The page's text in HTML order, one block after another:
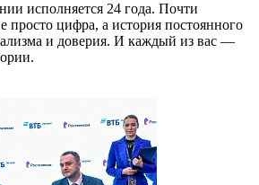
исполняется 24 года. Почти
просто цифра, а история постоянного
и доверия. И каждый из вас —